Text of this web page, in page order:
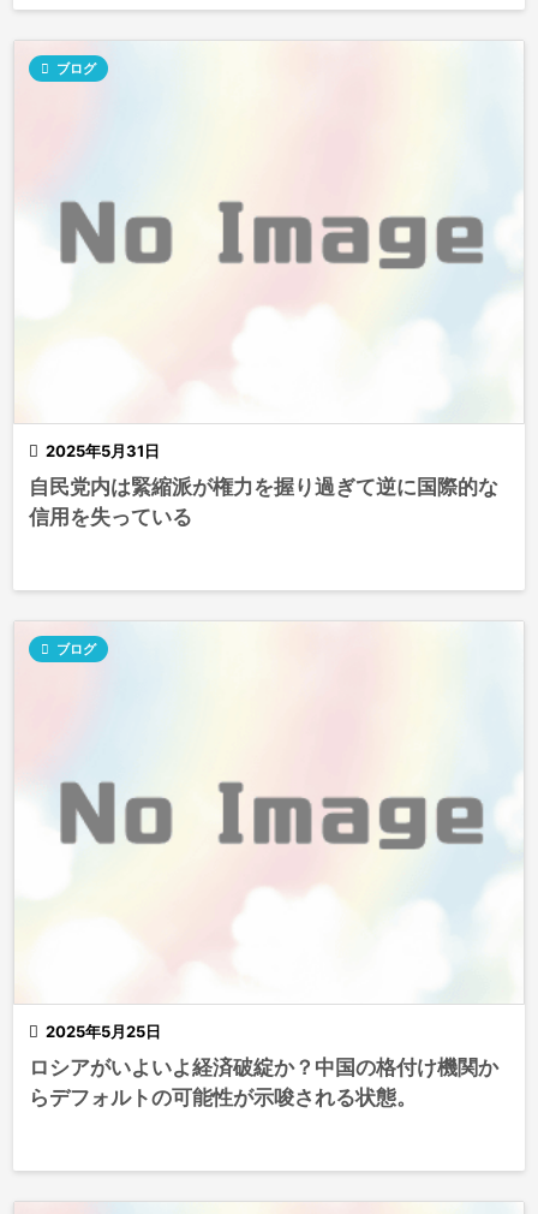
 2025年5月31日
 ブログ
自民党内は緊縮派が権力を握り過ぎて逆に国際的な
信用を失っている
 2025年5月25日
 ブログ
ロシアがいよいよ経済破綻か？中国の格付け機関か
らデフォルトの可能性が示唆される状態。